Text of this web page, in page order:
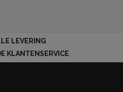
LEVERING
KLANTENSERVICE